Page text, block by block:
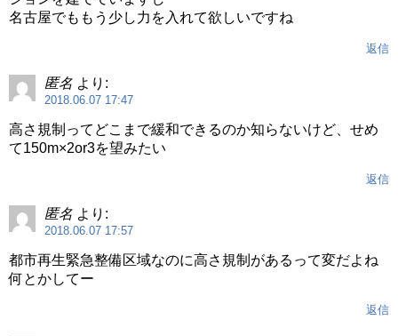
名古屋でももう少し力を入れて欲しいですね
返信
匿名 より:
2018.06.07 17:47
高さ規制ってどこまで緩和できるのか知らないけど、せめ
て150m×2or3を望みたい
返信
匿名 より:
2018.06.07 17:57
都市再生緊急整備区域なのに高さ規制があるって変だよね
何とかしてー
返信